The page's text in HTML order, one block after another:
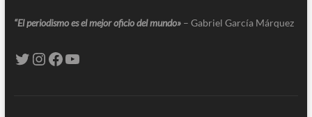
“El periodismo es el mejor oficio del mundo» – Gabriel García Márquez